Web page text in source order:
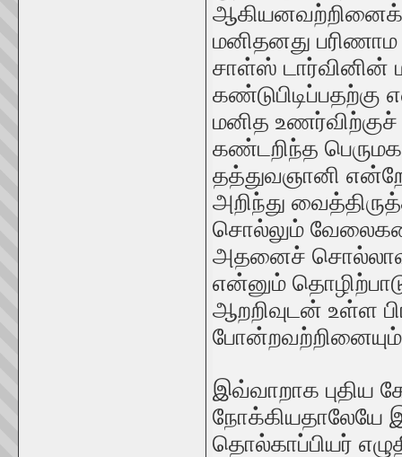
ஆகியனவற்றினைக்
மனிதனது பரிணாம
சாள்ஸ் டார்வினின்
மனித
கண்டறிந்த
தத்துவஞானி
அறிந்து
சொல்லும்
அதனைச்
என்னும்
ஆறறிவுடன் உள்ள
போன்றவற்றினையும்
இவ்வாறாக புதிய
நோக்கியதாலேயே
தொல்காப்பியர்